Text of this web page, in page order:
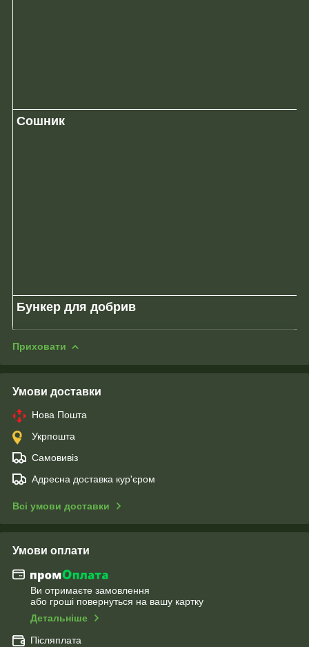
Сошник
Бункер для добрив
Приховати
Умови доставки
Нова Пошта
Укрпошта
Самовивіз
Адресна доставка кур'єром
Всі умови доставки
Умови оплати
Ви отримаєте замовлення
або гроші повернуться на вашу картку
Детальніше
Післяплата